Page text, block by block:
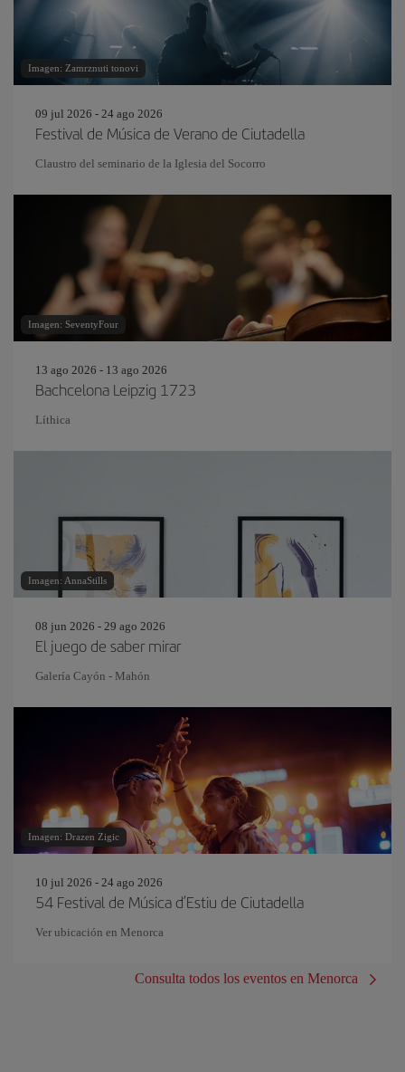
Imagen: Zamrznuti tonovi
09 jul 2026 - 24 ago 2026
Festival de Música de Verano de Ciutadella
Claustro del seminario de la Iglesia del Socorro
Imagen: SeventyFour
13 ago 2026 - 13 ago 2026
Bachcelona Leipzig 1723
Líthica
Imagen: AnnaStills
08 jun 2026 - 29 ago 2026
El juego de saber mirar
Galería Cayón - Mahón
Imagen: Drazen Zigic
10 jul 2026 - 24 ago 2026
54 Festival de Música d’Estiu de Ciutadella
Ver ubicación en Menorca
Consulta todos los eventos en Menorca